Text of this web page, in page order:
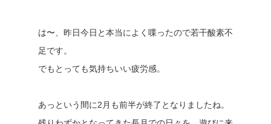
は〜、昨日今日と本当によく喋ったので若干酸素不
足です。
でもとっても気持ちいい疲労感。
あっという間に2月も前半が終了となりましたね。